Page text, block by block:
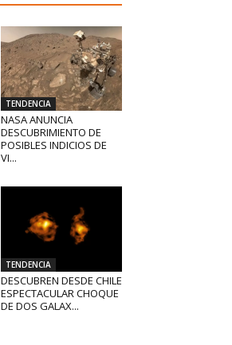
TENDENCIA
NASA ANUNCIA
DESCUBRIMIENTO DE
POSIBLES INDICIOS DE
VI...
TENDENCIA
DESCUBREN DESDE CHILE
ESPECTACULAR CHOQUE
DE DOS GALAX...